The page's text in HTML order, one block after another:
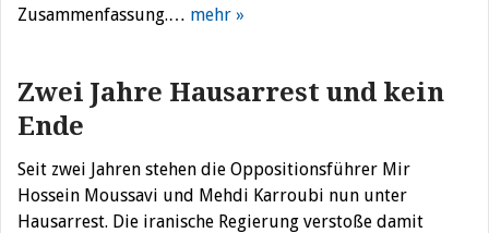
Zusammenfassung.… mehr »
Zwei Jahre Hausarrest und kein
Ende
Seit zwei Jahren stehen die Oppositionsführer Mir
Hossein Moussavi und Mehdi Karroubi nun unter
Hausarrest. Die iranische Regierung verstoße damit